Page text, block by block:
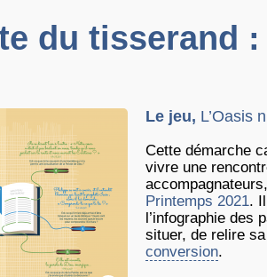
du tisserand
Le jeu, L’Oasis
Cette démarche
vivre une
Printemps 2021.
l’infographie des
situer, de relire
conversion.